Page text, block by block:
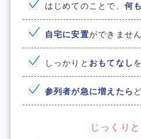
はじめてのことで、何
⾃宅に安置ができません
しっかりと おもてなし
参列者が急に増えたら
じっくり